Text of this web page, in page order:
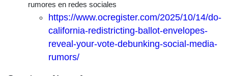
rumores en redes sociales
https://www.ocregister.com/2025/10/14/do-
california-redistricting-ballot-envelopes-
reveal-your-vote-debunking-social-media-
rumors/